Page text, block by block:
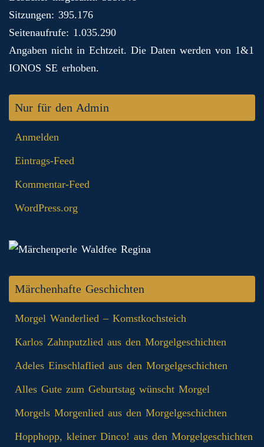
Sitzungen: 395.176
Seitenaufrufe: 1.035.290
Angaben nicht in Echtzeit. Die Daten werden von 1&1
IONOS SE erhoben.
Nur für den Admin
Anmelden
Eintrags-Feed
Kommentar-Feed
WordPress.org
Märchenhafte Geschichten
Morgel Wanderlied – Komstkochsteich
Karlos Zahnputzlied aus den Morgelgeschichten
Adeles Einschlaflied aus den Morgelgeschichten
Alles Gute zum Geburtstag wünscht Morgel
Morgels Morgenlied aus den Morgelgeschichten
Hopphopp, kleiner Dinco! aus den Morgelgeschichten